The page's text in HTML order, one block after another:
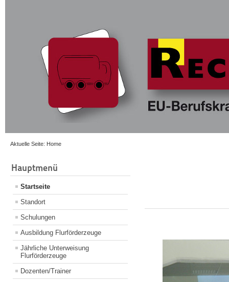
Aktuelle Seite: Home
Hauptmenü
Startseite
Standort
Schulungen
Ausbildung Flurförderzeuge
Jährliche Unterweisung
Flurförderzeuge
Dozenten/Trainer